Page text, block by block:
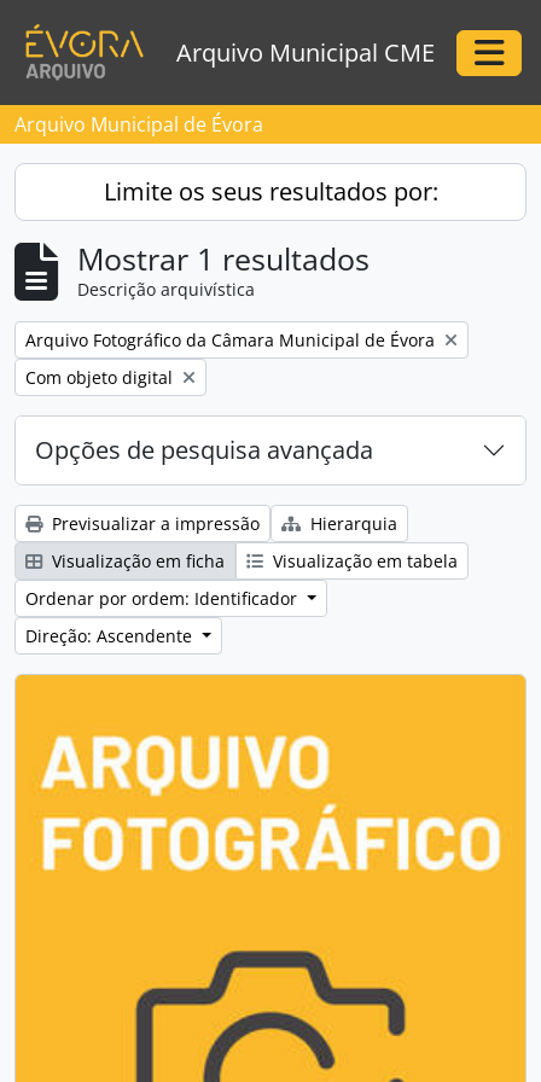
Arquivo Municipal CME
Arquivo Municipal de Évora
Limite os seus resultados por:
Mostrar 1 resultados
Descrição arquivística
Remove filter:
Arquivo Fotográfico da Câmara Municipal de Évora
Remove filter:
Com objeto digital
Opções de pesquisa avançada
Previsualizar a impressão
Hierarquia
Visualização em ficha
Visualização em tabela
Ordenar por ordem: Identificador
Direção: Ascendente